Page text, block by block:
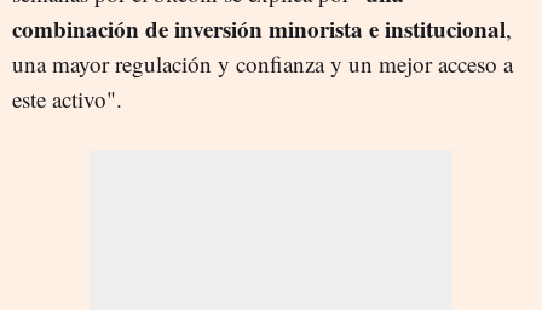
combinación de inversión minorista e institucional,
una mayor regulación y confianza y un mejor acceso a
este activo".